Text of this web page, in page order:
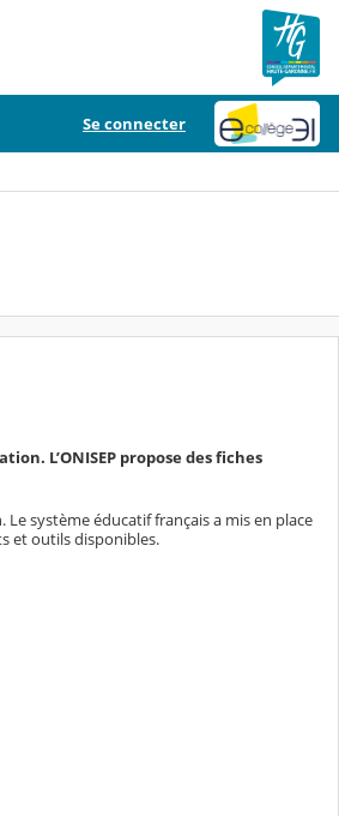
Se connecter
L’ONISEP propose des fiches
système éducatif français a mis en place
et outils disponibles.